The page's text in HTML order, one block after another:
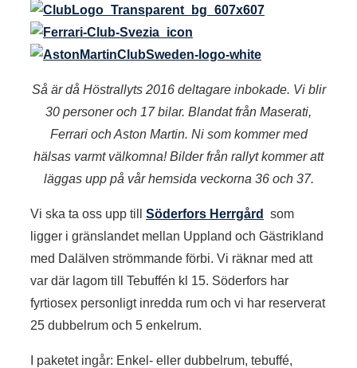
Så är då Höstrallyts 2016 deltagare inbokade. Vi blir
30 personer och 17 bilar. Blandat från Maserati,
Ferrari och Aston Martin. Ni som kommer med
hälsas varmt välkomna! Bilder från rallyt kommer att
läggas upp på vår hemsida veckorna 36 och 37.
Vi ska ta oss upp till Söderfors Herrgård
som
ligger i gränslandet mellan Uppland och Gästrikland
med Dalälven strömmande förbi. Vi räknar med att
var där lagom till Tebuffén kl 15. Söderfors har
fyrtiosex personligt inredda rum och vi har reserverat
25 dubbelrum och 5 enkelrum.
I paketet ingår: Enkel- eller dubbelrum, tebuffé,